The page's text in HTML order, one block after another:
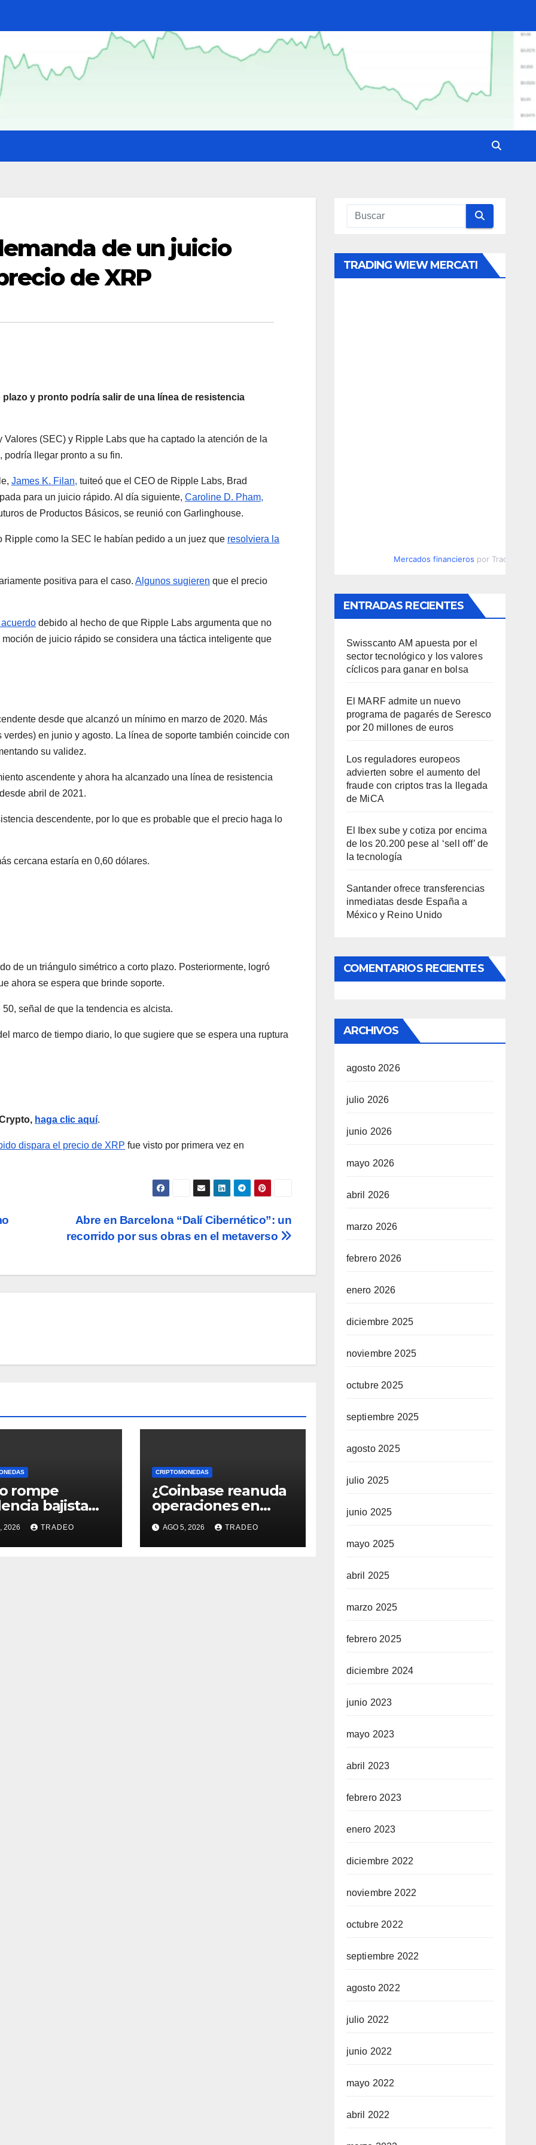
de un juicio
de XRP
y pronto podría salir de una línea de resistencia
Valores (SEC) y Ripple Labs que ha captado la atención de la
llegar pronto a su fin.
James K. Filan, tuiteó que el CEO de Ripple Labs, Brad
para un juicio rápido. Al día siguiente, Caroline D. Pham,
de Productos Básicos, se reunió con Garlinghouse.
como la SEC le habían pedido a un juez que resolviera la
positiva para el caso. Algunos sugieren que el precio
debido al hecho de que Ripple Labs argumenta que no
de juicio rápido se considera una táctica inteligente que
desde que alcanzó un mínimo en marzo de 2020. Más
en junio y agosto. La línea de soporte también coincide con
su validez.
ascendente y ahora ha alcanzado una línea de resistencia
abril de 2021.
descendente, por lo que es probable que el precio haga lo
cercana estaría en 0,60 dólares.
de un triángulo simétrico a corto plazo. Posteriormente, logró
ahora se espera que brinde soporte.
señal de que la tendencia es alcista.
marco de tiempo diario, lo que sugiere que se espera una ruptura
haga clic aquí.
dispara el precio de XRP fue visto por primera vez en
Abre en Barcelona “Dalí Cibernético”: un
recorrido por sus obras en el metaverso
rompe
bajista
en
de 2026,
sigue?
2026 TRADEO
CRIPTOMONEDAS
¿Coinbase reanuda
operaciones en
Venezuela? Post
críptico enciende el
debate
AGO 5, 2026 TRADEO
TRADING WIEW MERCATI
Mercados financieros por
ENTRADAS RECIENTES
Swisscanto AM apuesta por el
sector tecnológico y los valores
cíclicos para ganar en bolsa
El MARF admite un nuevo
programa de pagarés de Seresco
por 20 millones de euros
Los reguladores europeos
advierten sobre el aumento del
fraude con criptos tras la llegada
de MiCA
El Ibex sube y cotiza por encima
de los 20.200 pese al ‘sell off’ de
la tecnología
Santander ofrece transferencias
inmediatas desde España a
México y Reino Unido
COMENTARIOS RECIENTES
ARCHIVOS
agosto 2026
julio 2026
junio 2026
mayo 2026
abril 2026
marzo 2026
febrero 2026
enero 2026
diciembre 2025
noviembre 2025
octubre 2025
septiembre 2025
agosto 2025
julio 2025
junio 2025
mayo 2025
abril 2025
marzo 2025
febrero 2025
diciembre 2024
junio 2023
mayo 2023
abril 2023
febrero 2023
enero 2023
diciembre 2022
noviembre 2022
octubre 2022
septiembre 2022
agosto 2022
julio 2022
junio 2022
mayo 2022
abril 2022